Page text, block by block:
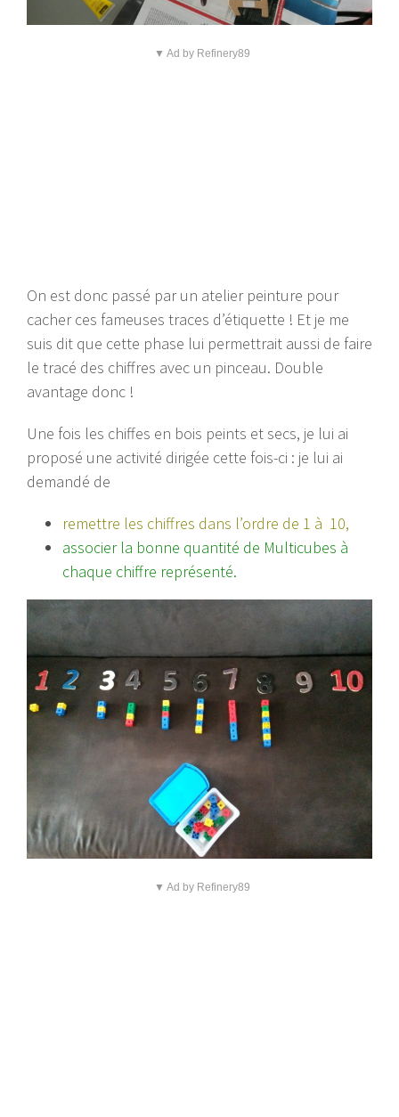
▼ Ad by Refinery89
On est donc passé par un atelier peinture pour
cacher ces fameuses traces d’étiquette ! Et je me
suis dit que cette phase lui permettrait aussi de faire
le tracé des chiffres avec un pinceau. Double
avantage donc !
Une fois les chiffes en bois peints et secs, je lui ai
proposé une activité dirigée cette fois-ci : je lui ai
demandé de
remettre les chiffres dans l’ordre de 1 à 10,
associer la bonne quantité de Multicubes à
chaque chiffre représenté.
▼ Ad by Refinery89